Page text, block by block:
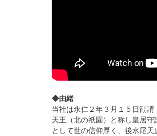
◆由緒
当社は永仁２年３月１５日勧
天王（北の祇園）と称し皇居
として世の信仰厚く、後水尾